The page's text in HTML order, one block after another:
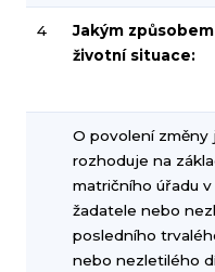
4
Jakým
životní situace:
O povolení změny
rozhoduje na
matričního úřadu
žadatele nebo
posledního
nebo nezletilého